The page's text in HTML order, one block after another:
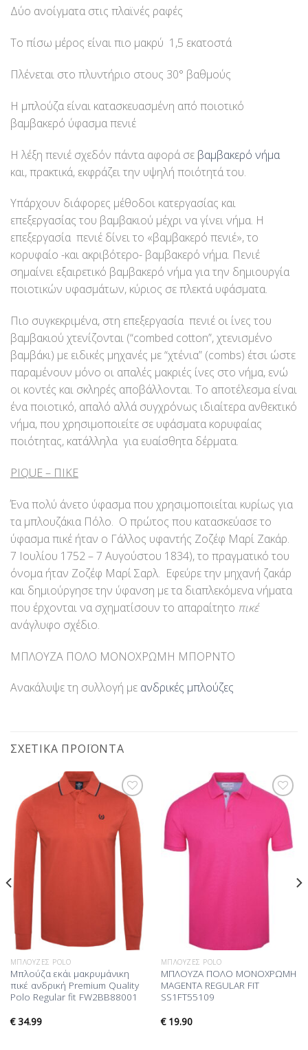
Δύο ανοίγματα στις πλαϊνές ραφές
Το πίσω μέρος είναι πιο μακρύ 1,5 εκατοστά
Πλένεται στο πλυντήριο στους 30° βαθμούς
Η μπλούζα είναι κατασκευασμένη από ποιοτικό
βαμβακερό ύφασμα πενιέ
Η λέξη πενιέ σχεδόν πάντα αφορά σε βαμβακερό νήμα
και, πρακτικά, εκφράζει την υψηλή ποιότητά του.
Υπάρχουν διάφορες μέθοδοι κατεργασίας και
επεξεργασίας του βαμβακιού μέχρι να γίνει νήμα. Η
επεξεργασία πενιέ δίνει το «βαμβακερό πενιέ», το
κορυφαίο -και ακριβότερο- βαμβακερό νήμα. Πενιέ
σημαίνει εξαιρετικό βαμβακερό νήμα για την δημιουργία
ποιοτικών υφασμάτων, κύριος σε πλεκτά υφάσματα.
Πιο συγκεκριμένα, στη επεξεργασία πενιέ οι ίνες του
βαμβακιού χτενίζονται (“combed cotton”, χτενισμένο
βαμβάκι) με ειδικές μηχανές με “χτένια” (combs) έτσι ώστε
παραμένουν μόνο οι απαλές μακριές ίνες στο νήμα, ενώ
οι κοντές και σκληρές αποβάλλονται. Το αποτέλεσμα είναι
ένα ποιοτικό, απαλό αλλά συγχρόνως ιδιαίτερα ανθεκτικό
νήμα, που χρησιμοποιείτε σε υφάσματα κορυφαίας
ποιότητας, κατάλληλα για ευαίσθητα δέρματα.
PIQUE – ΠΙΚΕ
Ένα πολύ άνετο ύφασμα που χρησιμοποιείται κυρίως για
τα μπλουζάκια Πόλο. Ο πρώτος που κατασκεύασε το
ύφασμα πικέ ήταν ο Γάλλος υφαντής Ζοζέφ Μαρί Ζακάρ.
7 Ιουλίου 1752 – 7 Αυγούστου 1834), το πραγματικό του
όνομα ήταν Ζοζέφ Μαρί Σαρλ. Εφεύρε την μηχανή ζακάρ
και δημιούργησε την ύφανση με τα διαπλεκόμενα νήματα
που έρχονται να σχηματίσουν το απαραίτητο πικέ
ανάγλυφο σχέδιο.
ΜΠΛΟΥΖΑ ΠΟΛΟ ΜΟΝΟΧΡΩΜΗ ΜΠΟΡΝΤΟ
Ανακάλυψε τη συλλογή με ανδρικές μπλούζες
ΣΧΕΤΙΚΆ ΠΡΟΪΌΝΤΑ
Προσθήκη
στη Λίστα
Επιθυμίας
ΜΠΛΟΎΖΕΣ POLO
Μπλούζα εκάι μακρυμάνικη
πικέ ανδρική Premium Quality
Polo Regular fit FW2BB88001
€34.99
Προσθήκη
στη Λίστα
Επιθυμίας
ΜΠΛΟΎΖΕΣ POLO
ΜΠΛΟΥΖΑ ΠΟΛΟ ΜΟΝΟΧΡΩΜΗ
MAGENTA REGULAR FIT
SS1FT55109
€19.90